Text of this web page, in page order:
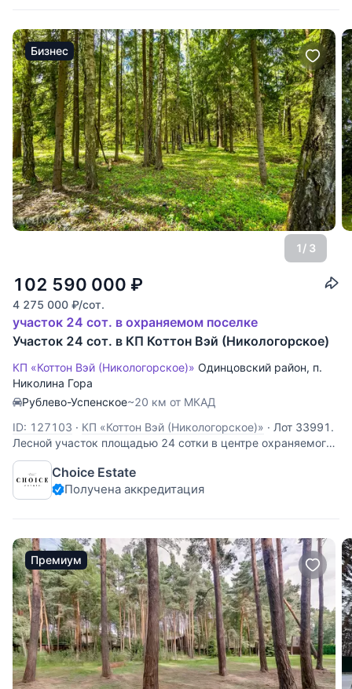
Бизнес
1/ 3
102 590 000 ₽
4 275 000 ₽/сот.
участок 24 сот. в охраняемом поселке
Участок 24 сот. в КП Коттон Вэй (Никологорское)
КП «Коттон Вэй (Никологорское)» Одинцовский район, п.
Николина Гора
Рублево-Успенское~20 км от МКАД
ID: 127103 · КП «Коттон Вэй (Никологорское)» · Лот 33991.
Лесной участок площадью 24 сотки в центре охраняемого
коттеджного посёлка "Никологорское". Самое лучшее и
тихое расположение в посёлке. Центральные
коммуникации проходят по границе участка. Элитный
Choice Estate
Получена аккредитация
Премиум